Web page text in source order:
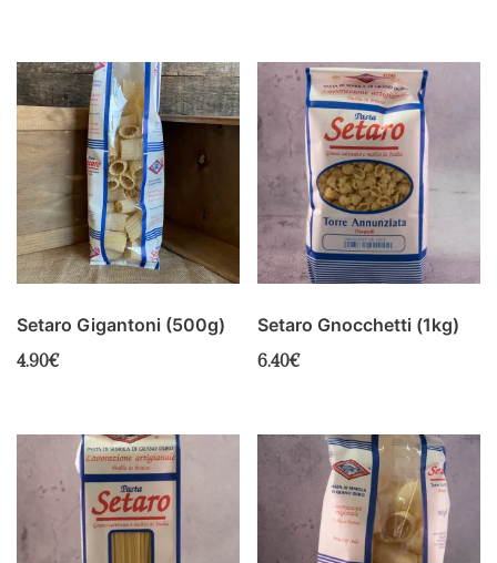
Setaro Gigantoni (500g)
4.90€
Setaro Gnocchetti (1kg)
6.40€